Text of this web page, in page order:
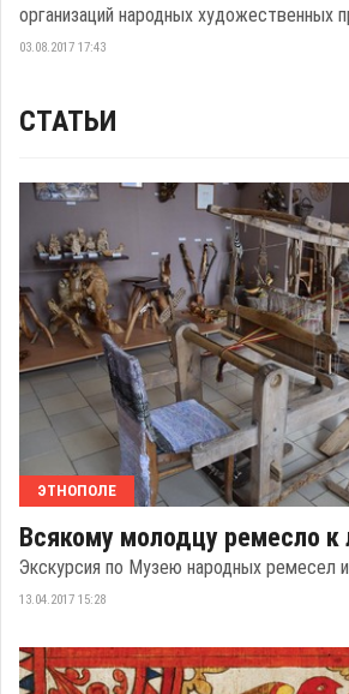
организаций народных художественных
03.08.2017 17:43
СТАТЬИ
ЭТНОПОЛЕ
Всякому молодцу ремесло к
Экскурсия по Музею народных ремесел
13.04.2017 15:28